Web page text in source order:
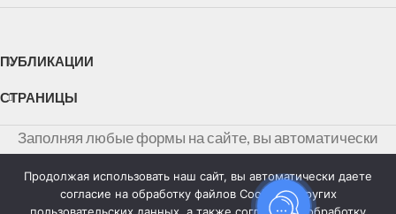
ПУБЛИКАЦИИ
СТРАНИЦЫ
Заполняя любые формы на сайте, вы автоматически
соглашаетесь cполитикой конфиденциальности
персональных данных
Продолжая использовать наш сайт, вы автоматически даете
согласие на обработку файлов Cookies и других